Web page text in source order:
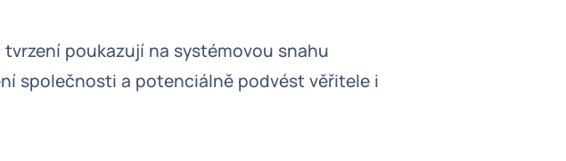
poukazují na systémovou snahu
společnosti a potenciálně podvést věřitele i